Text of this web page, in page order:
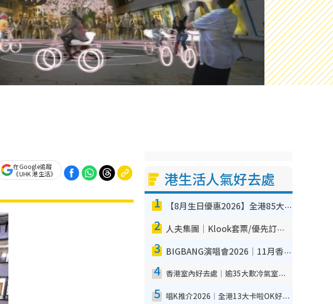
在Google追蹤
《UHK 港生活》
港生活人氣好去處
1 【8月生日優惠2026】全港85大食買玩著數攻略 自助餐/火鍋放題同行免費＋誠品/DONKI送現金券
2 人夫集團｜Klook套票/優先訂票/公開發售搶飛攻略！附票價.購票連結.場地座位表
3 BIGBANG演唱會2026｜11月香港啟德開3場！實名制VIP申請、優先購票攻略
4 香港室內好去處｜逾35大歎冷氣室內好去處推介 室內活動免費避雨無懼落雨
5 唱K推介2026︱全港13大卡啦OK好去處！最平$36起 日文K都有！(附地址+收費詳情)